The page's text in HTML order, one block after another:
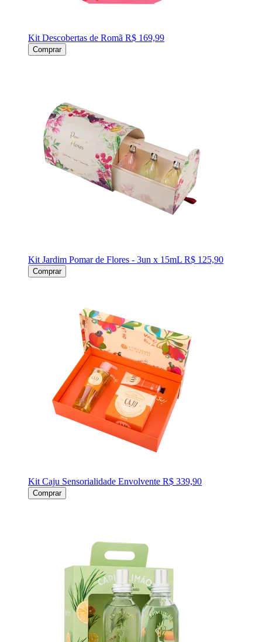
Kit Descobertas de Romã R$ 169,99
Comprar
Kit Jardim Pomar de Flores - 3un x 15mL R$ 125,90
Comprar
Kit Caju Sensorialidade Envolvente R$ 339,90
Comprar